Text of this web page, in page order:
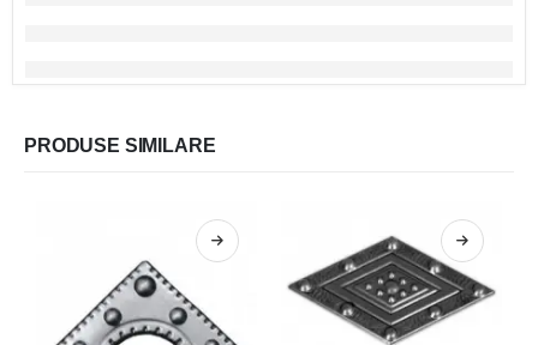
PRODUSE SIMILARE